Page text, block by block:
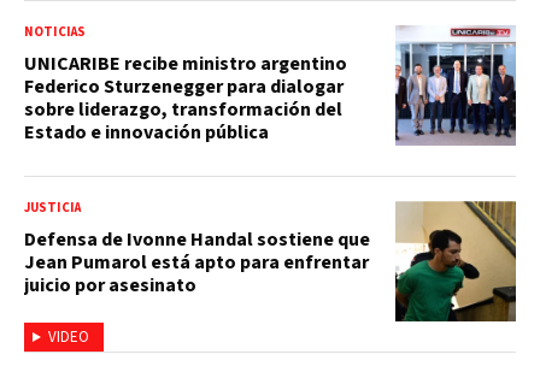
NOTICIAS
UNICARIBE recibe ministro argentino
Federico Sturzenegger para dialogar
sobre liderazgo, transformación del
Estado e innovación pública
VIDEO
JUSTICIA
Defensa de Ivonne Handal sostiene que
Jean Pumarol está apto para enfrentar
juicio por asesinato